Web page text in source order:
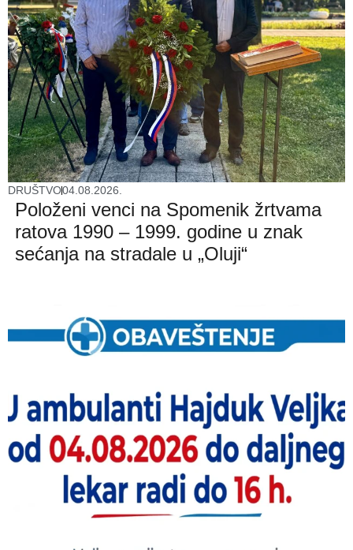
DRUŠTVO04.08.2026.
Položeni venci na Spomenik žrtvama
ratova 1990 – 1999. godine u znak
sećanja na stradale u „Oluji“